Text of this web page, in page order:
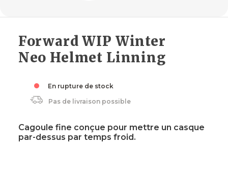
Forward WIP Winter
Neo Helmet Linning
En rupture de stock
Pas de livraison possible
Cagoule fine conçue pour mettre un casque
par-dessus par temps froid.